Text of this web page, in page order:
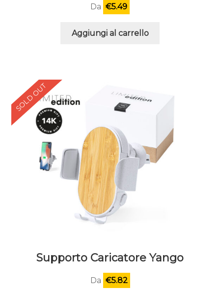
Da €5.49
Aggiungi al carrello
SOLD OUT
Supporto Caricatore Yango
Da €5.82